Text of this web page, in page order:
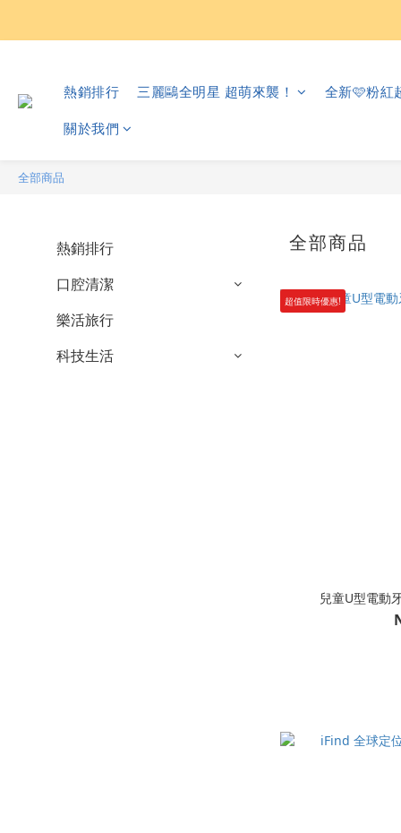
熱銷排行 三麗鷗全明星 超萌來襲！ 全新🩷粉紅
關於我們
全部商品
熱銷排行
口腔清潔
樂活旅行
科技生活
全部商品
超值限時優惠!
兒童U型電動